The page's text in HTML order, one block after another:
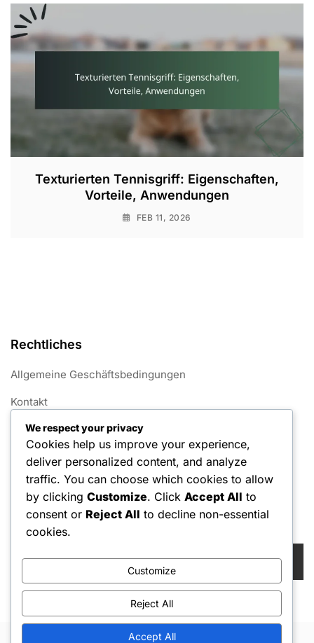
Texturierten Tennisgriff: Eigenschaften,
Vorteile, Anwendungen
FEB 11, 2026
Rechtliches
Allgemeine Geschäftsbedingungen
Kontakt
Datenschutzbestimmungen
Cookie-Richtlinie
Über uns
Suche
We respect your privacy
Cookies help us improve your experience,
deliver personalized content, and analyze
traffic. You can choose which cookies to allow
by clicking Customize. Click Accept All to
consent or Reject All to decline non-essential
cookies.
Customize
Reject All
Accept All